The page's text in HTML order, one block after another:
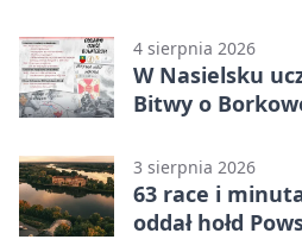
4 sierpnia 2026
W Nasielsku
Bitwy o
3 sierpnia 2026
63 race i
oddał hołd